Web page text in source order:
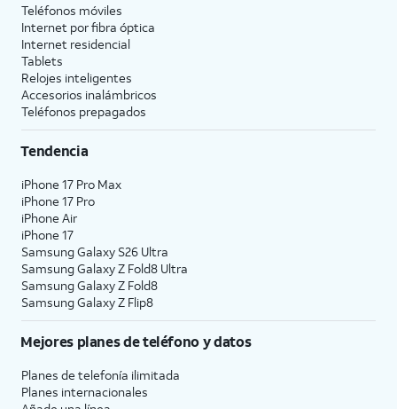
Teléfonos móviles
Internet por fibra óptica
Internet residencial
Tablets
Relojes inteligentes
Accesorios inalámbricos
Teléfonos prepagados
Tendencia
iPhone 17 Pro Max
iPhone 17 Pro
iPhone Air
iPhone 17
Samsung Galaxy S26 Ultra
Samsung Galaxy Z Fold8 Ultra
Samsung Galaxy Z Fold8
Samsung Galaxy Z Flip8
Mejores planes de teléfono y datos
Planes de telefonía ilimitada
Planes internacionales